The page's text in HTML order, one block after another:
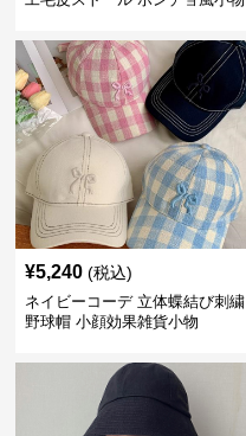
¥5,240 (税込)
ネイビーコーデ 立体蝶結び刺繍
野球帽 小顔効果雑貨小物